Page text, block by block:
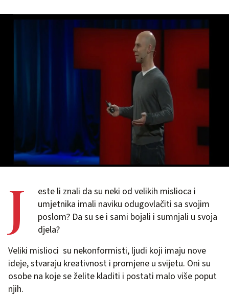
J
este li znali da su neki od velikih mislioca i
umjetnika imali naviku odugovlačiti sa svojim
poslom? Da su se i sami bojali i sumnjali u svoja
djela?
Veliki mislioci su nekonformisti, ljudi koji imaju nove
ideje, stvaraju kreativnost i promjene u svijetu. Oni su
osobe na koje se želite kladiti i postati malo više poput
njih.